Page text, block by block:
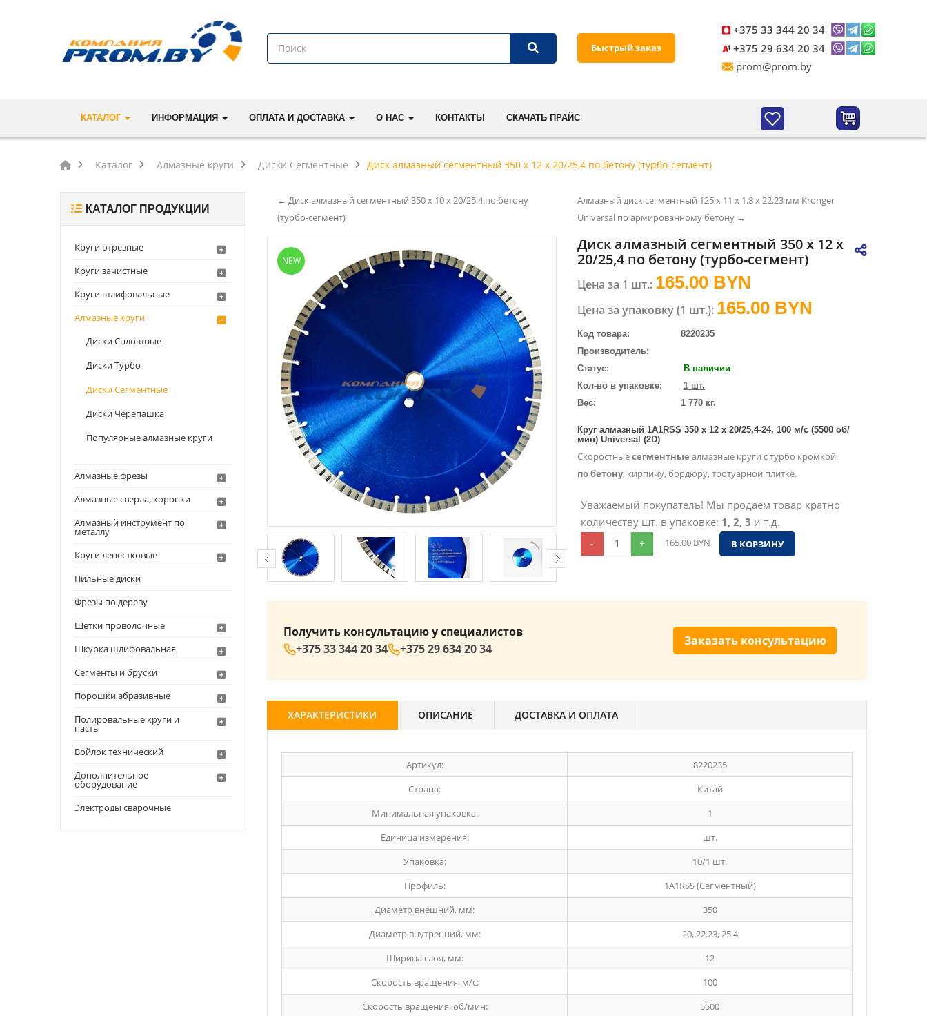
Быстрый заказ
+375 33 344 20 34
+375 29 634 20 34
prom@prom.by
КАТАЛОГ ИНФОРМАЦИЯ ОПЛАТА И ДОСТАВКА О НАС КОНТАКТЫ СКАЧАТЬ ПРАЙС
Каталог Алмазные круги Диски Сегментные Диск алмазный сегментный 350 x 12 x 20/25,4 по бетону (турбо-сегмент)
КАТАЛОГ ПРОДУКЦИИ
Круги отрезные
Круги зачистные
Круги шлифовальные
Алмазные круги
Диски Сплошные
Диски Турбо
Диски Сегментные
Диски Черепашка
Популярные алмазные круги
Алмазные фрезы
Алмазные сверла, коронки
Алмазный инструмент по
металлу
Круги лепестковые
Пильные диски
Фрезы по дереву
Щетки проволочные
Шкурка шлифовальная
Сегменты и бруски
Порошки абразивные
Полировальные круги и
пасты
Войлок технический
Дополнительное
оборудование
Электроды сварочные
← Диск алмазный сегментный 350 x 10 x 20/25,4 по бетону
(турбо-сегмент)
Алмазный диск сегментный 125 х 11 х 1.8 х 22.23 мм Kronger
Universal по армированному бетону →
NEW
Диск алмазный сегментный 350 x 12 x
20/25,4 по бетону (турбо-сегмент)
Цена за 1 шт.: 165.00 BYN
Цена за упаковку (1 шт.): 165.00 BYN
Код товара:
8220235
Производитель:
Статус:
В наличии
Кол-во в упаковке:
1 шт.
Вес:
1 770 кг.
Круг алмазный 1A1RSS 350 x 12 x 20/25,4-24, 100 м/с (5500 об/
мин) Universal (2D)
Скоростныесегментные алмазные круги с турбо кромкой.
по бетону, кирпичу, бордюру, тротуарной плитке.
Уважаемый покупатель! Мы продаём товар кратно
количеству шт. в упаковке: 1, 2, 3 и т.д.
- + 165.00 BYN В КОРЗИНУ
Получить консультацию у специалистов
+375 33 344 20 34
+375 29 634 20 34
Заказать консультацию
ХАРАКТЕРИСТИКИ ОПИСАНИЕ ДОСТАВКА И ОПЛАТА
Артикул:
8220235
Страна:
Китай
Минимальная упаковка:
1
Единица измерения:
шт.
Упаковка:
10/1 шт.
Профиль:
1A1RSS (Сегментный)
Диаметр внешний, мм:
350
Диаметр внутренний, мм:
20, 22.23, 25.4
Ширина слоя, мм:
12
Скорость вращения, м/с:
100
Скорость вращения, об/мин:
5500